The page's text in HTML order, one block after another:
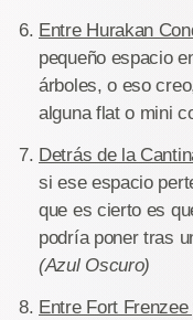
Entre Hurakan
pequeño espacio
árboles, o eso
alguna flat o mini
Detrás de la
si ese espacio
que es cierto es
podría poner tras
(Azul Oscuro)
Entre Fort